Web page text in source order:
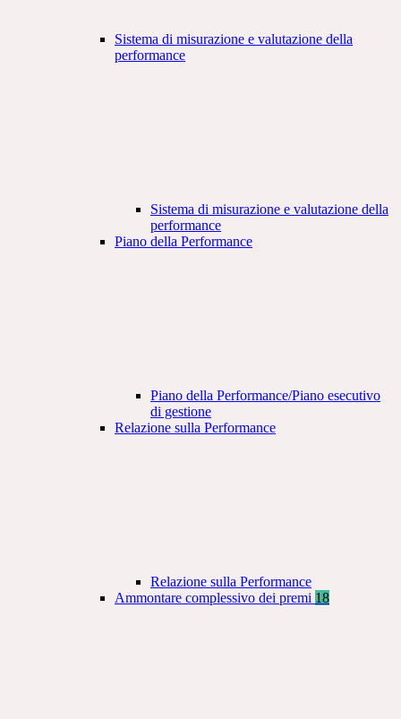
Sistema di misurazione e valutazione della
performance
Sistema di misurazione e valutazione della
performance
Piano della Performance
Piano della Performance/Piano esecutivo
di gestione
Relazione sulla Performance
Relazione sulla Performance
Ammontare complessivo dei premi 18